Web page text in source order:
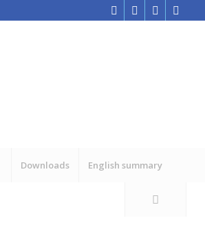
Downloads English summary